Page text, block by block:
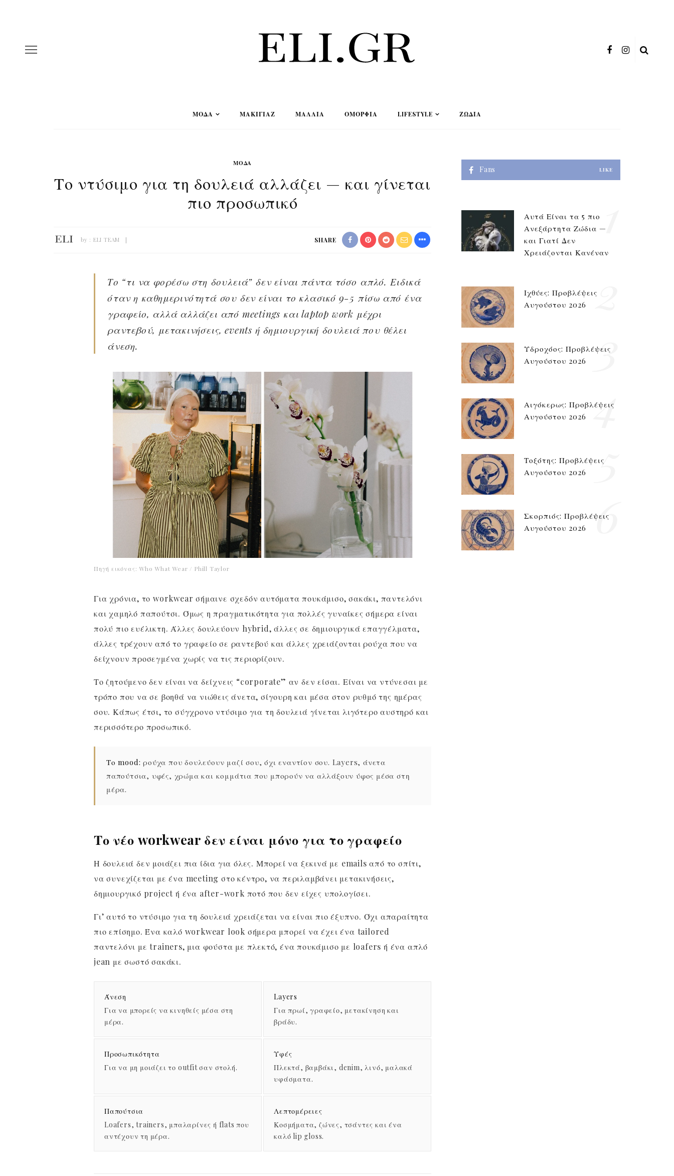
ΜΟΔΑ ΜΑΚΙΓΙΆΖ ΜΑΛΛΙΆ ΟΜΟΡΦΙΆ LIFESTYLE ΖΏΔΙΑ
ΜΟΔΑ
Το ντύσιμο για τη δουλειά αλλάζει — και γίνεται
πιο προσωπικό
by : ELI TEAM SHARE
Το “τι να φορέσω στη δουλειά” δεν είναι πάντα τόσο απλό. Ειδικά
όταν η καθημερινότητά σου δεν είναι το κλασικό 9-5 πίσω από ένα
γραφείο, αλλά αλλάζει από meetings και laptop work μέχρι
ραντεβού, μετακινήσεις, events ή δημιουργική δουλειά που θέλει
άνεση.
Πηγή εικόνας: Who What Wear / Phill Taylor
Για χρόνια, το workwear σήμαινε σχεδόν αυτόματα πουκάμισο, σακάκι, παντελόνι
και χαμηλό παπούτσι. Όμως η πραγματικότητα για πολλές γυναίκες σήμερα είναι
πολύ πιο ευέλικτη. Άλλες δουλεύουν hybrid, άλλες σε δημιουργικά επαγγέλματα,
άλλες τρέχουν από το γραφείο σε ραντεβού και άλλες χρειάζονται ρούχα που να
δείχνουν προσεγμένα χωρίς να τις περιορίζουν.
Το ζητούμενο δεν είναι να δείχνεις “corporate” αν δεν είσαι. Είναι να ντύνεσαι με
τρόπο που να σε βοηθά να νιώθεις άνετα, σίγουρη και μέσα στον ρυθμό της ημέρας
σου. Κάπως έτσι, το σύγχρονο ντύσιμο για τη δουλειά γίνεται λιγότερο αυστηρό και
περισσότερο προσωπικό.
Το mood: ρούχα που δουλεύουν μαζί σου, όχι εναντίον σου. Layers, άνετα
παπούτσια, υφές, χρώμα και κομμάτια που μπορούν να αλλάξουν ύφος μέσα στη
μέρα.
Το νέο workwear δεν είναι μόνο για το γραφείο
Η δουλειά δεν μοιάζει πια ίδια για όλες. Μπορεί να ξεκινά με emails από το σπίτι,
να συνεχίζεται με ένα meeting στο κέντρο, να περιλαμβάνει μετακινήσεις,
δημιουργικό project ή ένα after-work ποτό που δεν είχες υπολογίσει.
Γι’ αυτό το ντύσιμο για τη δουλειά χρειάζεται να είναι πιο έξυπνο. Όχι απαραίτητα
πιο επίσημο. Ένα καλό workwear look σήμερα μπορεί να έχει ένα tailored
παντελόνι με trainers, μια φούστα με πλεκτό, ένα πουκάμισο με loafers ή ένα απλό
jean με σωστό σακάκι.
Άνεση
Για να μπορείς να κινηθείς μέσα στη
μέρα.
Layers
Για πρωί, γραφείο, μετακίνηση και
βράδυ.
Προσωπικότητα
Για να μη μοιάζει το outfit σαν στολή.
Υφές
Πλεκτά, βαμβάκι, denim, λινό, μαλακά
υφάσματα.
Παπούτσια
Loafers, trainers, μπαλαρίνες ή flats που
αντέχουν τη μέρα.
Λεπτομέρειες
Κοσμήματα, ζώνες, τσάντες και ένα
καλό lip gloss.
Fans LIKE
Αυτά Είναι τα 5 πιο
Ανεξάρτητα Ζώδια —
και Γιατί Δεν
Χρειάζονται Κανέναν
1
Ιχθύες: Προβλέψεις
Αυγούστου 2026
2
Υδροχόος: Προβλέψεις
Αυγούστου 2026
3
Αιγόκερως: Προβλέψεις
Αυγούστου 2026
4
Τοξότης: Προβλέψεις
Αυγούστου 2026
5
Σκορπιός: Προβλέψεις
Αυγούστου 2026
6